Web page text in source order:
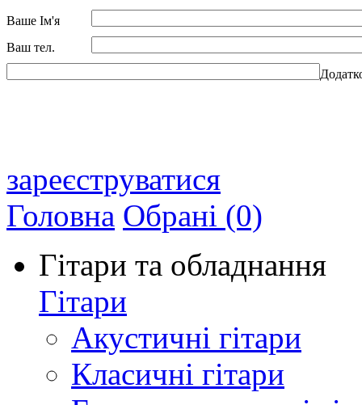
Ваше Ім'я
Ваш тел.
зареєструватися
Головна Обрані (0)
Гітари та обладнання
Гітари
Акустичні гітари
Класичні гітари